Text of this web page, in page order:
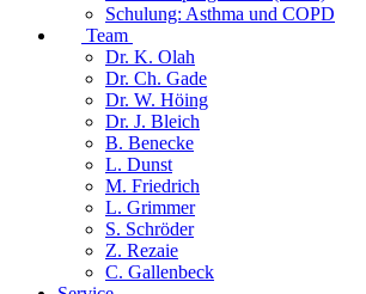
Schulung: Asthma und COPD
Team
Dr. K. Olah
Dr. Ch. Gade
Dr. W. Höing
Dr. J. Bleich
B. Benecke
L. Dunst
M. Friedrich
L. Grimmer
S. Schröder
Z. Rezaie
C. Gallenbeck